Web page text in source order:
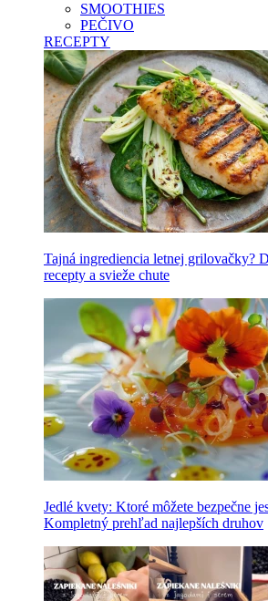
SMOOTHIES
PEČIVO
RECEPTY
Tajná ingrediencia letnej grilovačky?
recepty a svieže chute
Jedlé kvety: Ktoré môžete bezpečne
Kompletný prehľad najlepších druhov